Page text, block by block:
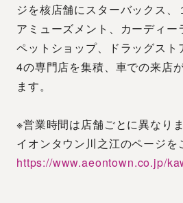
ジを核店舗にスターバックス、
アミューズメント、カーディー
ペットショップ、ドラッグスト
4の専門店を集積、車での来店
ます。
※営業時間は店舗ごとに異なり
イオンタウン川之江のページを
https://www.aeontown.co.jp/